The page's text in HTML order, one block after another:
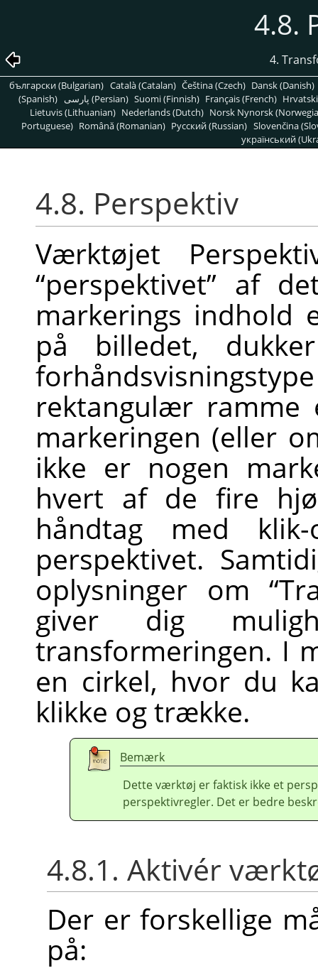
4.8.
4.
български (Bulgarian) Català (Catalan) Čeština (Czech) Dansk (Danish)
(Spanish)
پارسی (Persian) Suomi (Finnish) Français (French)
Lietuvis (Lithuanian) Nederlands (Dutch) Norsk Nynorsk
Portuguese) Română (Romanian) Pусский (Russian) Slovenčina
український
4.8. Perspektiv
Værktøjet
“perspektivet” af
markerings indhold
på billedet,
rektangulær
markeringen (eller
ikke er nogen
hvert af de fire
håndtag med
perspektivet.
oplysninger om “
giver dig
transformeringen. I
en cirkel, hvor du
klikke og trække.
Bemærk
Dette værktøj er faktisk ikke et
perspektivregler. Det er bedre
4.8.1. Aktivér
Der er forskellige
på: